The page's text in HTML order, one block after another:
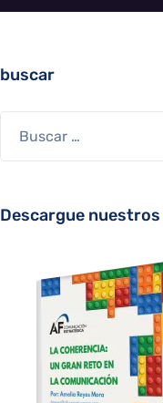
buscar
Descargue nuestros